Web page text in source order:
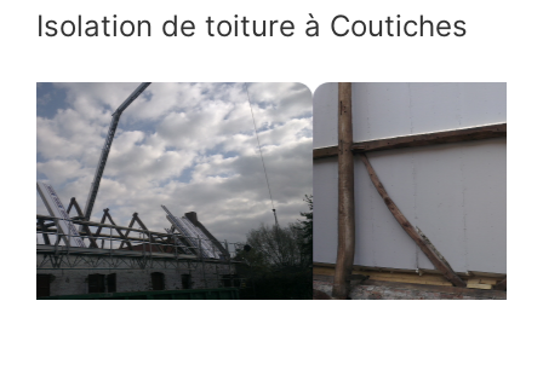
Isolation de toiture à Coutiches